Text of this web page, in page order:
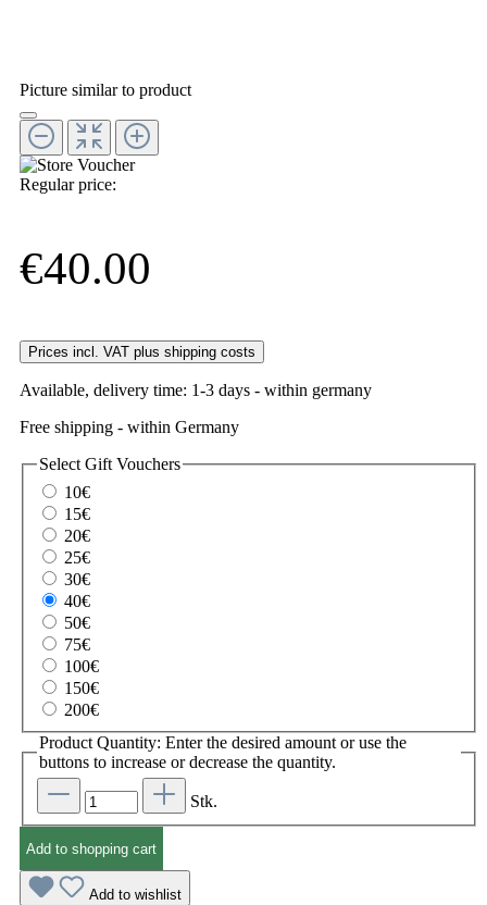
Picture similar to product
Regular price:
€40.00
Prices incl. VAT plus shipping costs
Available, delivery time: 1-3 days - within germany
Free shipping - within Germany
Select Gift Vouchers
10€
15€
20€
25€
30€
40€
50€
75€
100€
150€
200€
Product Quantity: Enter the desired amount or use the
buttons to increase or decrease the quantity.
Stk.
Add to shopping cart
Add to wishlist